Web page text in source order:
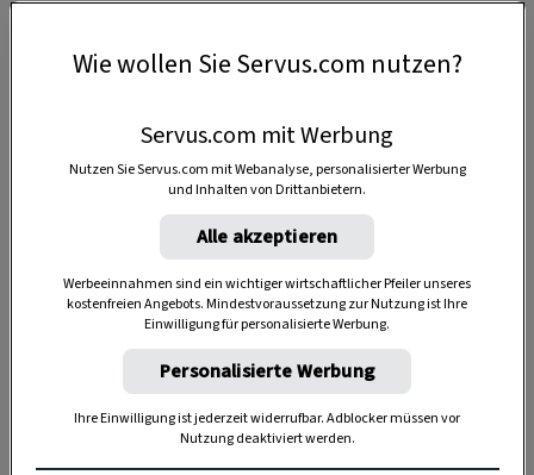
25 Minuten
Wie wollen Sie Servus.com nutzen?
Servus.com mit Werbung
Nutzen Sie Servus.com mit Webanalyse, personalisierter Werbung
und Inhalten von Drittanbietern.
Alle akzeptieren
Werbeeinnahmen sind ein wichtiger wirtschaftlicher Pfeiler unseres
kostenfreien Angebots. Mindestvoraussetzung zur Nutzung ist Ihre
Einwilligung für personalisierte Werbung.
Personalisierte Werbung
Ihre Einwilligung ist jederzeit widerrufbar. Adblocker müssen vor
Nutzung deaktiviert werden.